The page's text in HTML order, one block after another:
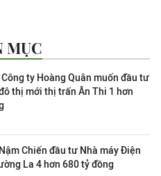
MỤC
ty Hoàng Quân muốn đầu tư
thị mới thị trấn Ân Thi 1 hơn
Chiến đầu tư Nhà máy Điện
La 4 hơn 680 tỷ đồng